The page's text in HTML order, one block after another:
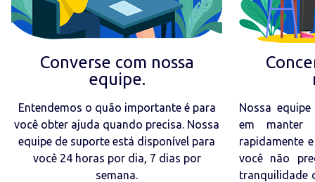
Converse com nossa
equipe.
Entendemos o quão importante é para
você obter ajuda quando precisa. Nossa
equipe de suporte está disponível para
você 24 horas por dia, 7 dias por
semana.
Nossa
em manter
rapidamente
você não
tranquilidade